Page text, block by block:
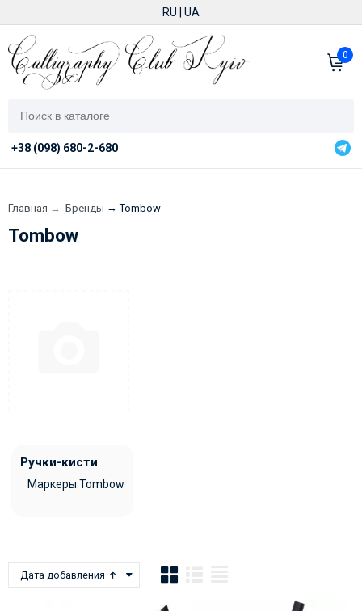
RU UA
0
+38 (098) 680-2-680
Главная → Бренды → Tombow
Tombow
Ручки-кисти
Маркеры Tombow
Дата добавления